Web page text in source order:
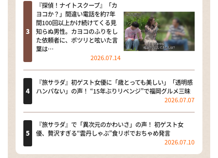
『探偵！ナイトスクープ』「カ
ヨコか？」間違い電話を約7年
間100回以上かけ続けてくる見
知らぬ男性。カヨコのふりをし
た依頼者に、ポツリと呟いた言
葉は…
2026.07.14
『旅サラダ』初ゲスト女優に「歳とっても美しい」「透明感
ハンパない」の声！ “15年ぶりリベンジ”で福岡グルメ三昧
2026.07.07
『旅サラダ』で「異次元のかわいさ」の声！ 初ゲスト女
優、贅沢すぎる“雲丹しゃぶ”食リポでおちゃめ発言
2026.07.10